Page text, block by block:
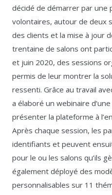
décidé de démarrer par une
volontaires, autour de deux
des clients et la mise à jour
trentaine de salons ont
et juin 2020, des sessions
permis de leur montrer la
ressenti. Grâce au travail
a élaboré un webinaire
présenter la plateforme à
Après chaque session, les
identifiants et peuvent
pour le ou les salons qu’ils
également déployé des
personnalisables sur 11